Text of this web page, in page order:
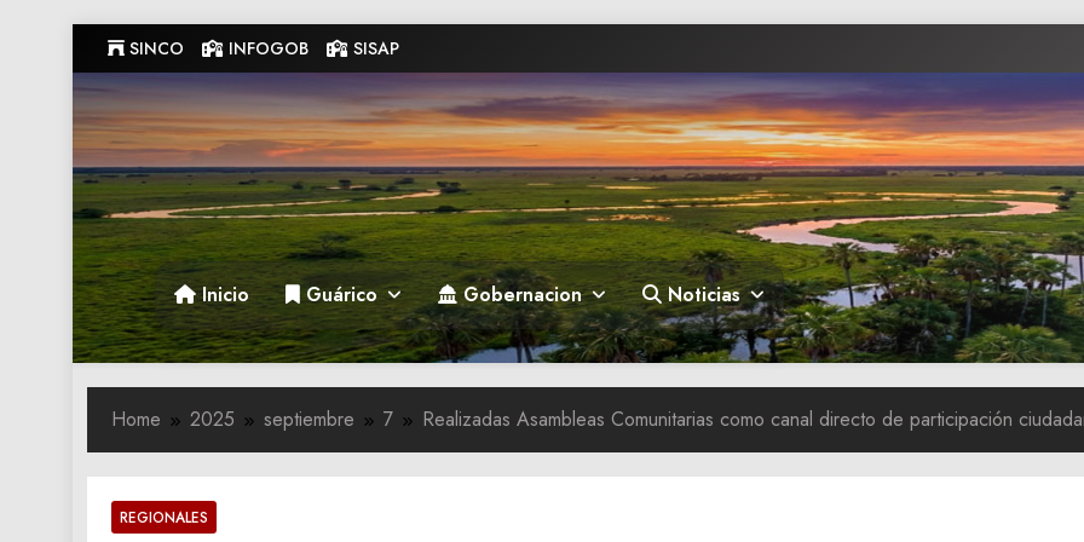
to
content
SINCO INFOGOB SISAP
Gobernacion de Guarico
Gobernacion de Guarico
Inicio Guárico Gobernacion Noticias
Home 2025 septiembre 7 Realizadas Asambleas Comunitarias como canal directo de participación
REGIONALES